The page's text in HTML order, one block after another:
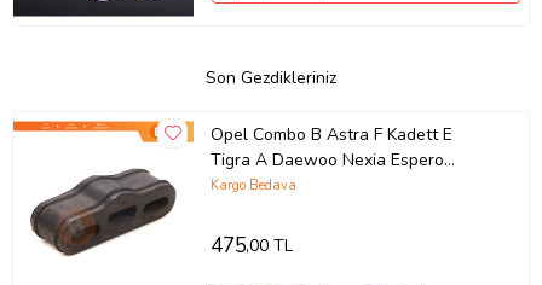
Son Gezdikleriniz
Opel Combo B Astra F Kadett E
Tigra A Daewoo Nexia Espero
852717 İçin Egsoz Arka Askı Kauçuk
Kargo Bedava
475,00 TL